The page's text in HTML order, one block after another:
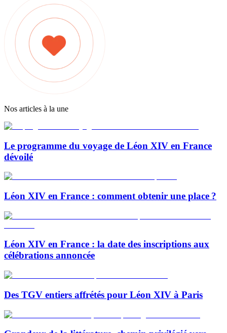
Nos articles à la une
Le programme du voyage de Léon XIV en France
dévoilé
Léon XIV en France : comment obtenir une place ?
Léon XIV en France : la date des inscriptions aux
célébrations annoncée
Des TGV entiers affrétés pour Léon XIV à Paris